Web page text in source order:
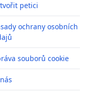
petici
ochrany osobních
souborů cookie